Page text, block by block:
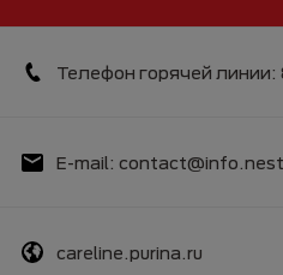
Телефон горячей
E-mail:
careline.purina.ru